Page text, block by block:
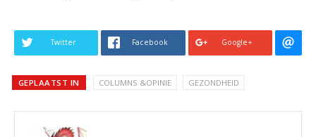
Twitter Facebook Google+
GEPLAATST IN COLUMNS &OPINIE GEZONDHEID